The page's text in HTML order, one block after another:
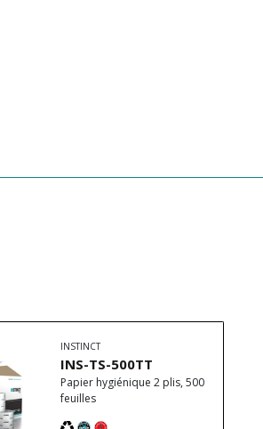
INSTINCT
INS-TS-500TT
Papier hygiénique 2 plis, 500
feuilles